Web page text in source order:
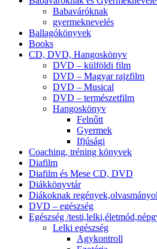
Babaváróknak
gyermeknevelés
Ballagókönyvek
Books
CD, DVD, Hangoskönyv
DVD – külföldi film
DVD – Magyar rajzfilm
DVD – Musical
DVD – természetfilm
Hangoskönyv
Felnőtt
Gyermek
Ifjúsági
Coaching, tréning könyvek
Diafilm
Diafilm és Mese CD, DVD
Diákkönyvtár
Diákoknak
DVD – egészség
Egészség /
Lelki egészség
Agykontroll